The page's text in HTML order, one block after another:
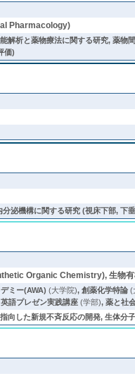
Pharmacology)
解析と薬物療法に関する研究, 薬物
価)
分泌機構に関する研究 (視床下部,
Organic Chemistry), 生物
ミー(AWA) (大学院),創薬化学特論 (
英語プレゼン実践講座 (学部),薬と社
向した新規不斉反応の開発, 生体